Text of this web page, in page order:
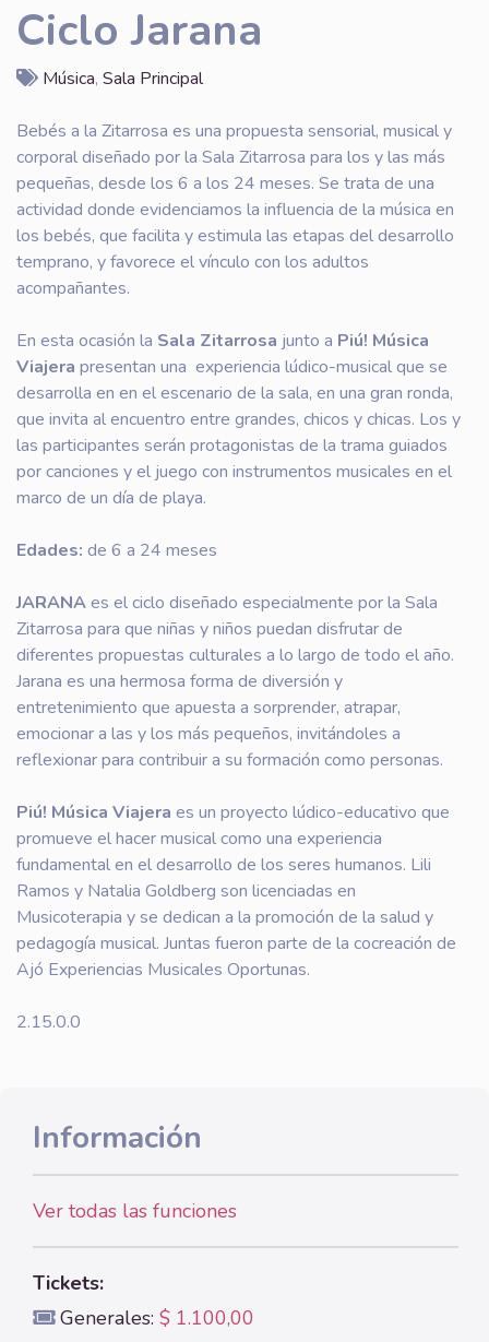
Ciclo Jarana
Música, Sala Principal
Bebés a la Zitarrosa es una propuesta sensorial, musical y
corporal diseñado por la Sala Zitarrosa para los y las más
pequeñas, desde los 6 a los 24 meses. Se trata de una
actividad donde evidenciamos la influencia de la música en
los bebés, que facilita y estimula las etapas del desarrollo
temprano, y favorece el vínculo con los adultos
acompañantes.
En esta ocasión la Sala Zitarrosa junto a Piú! Música
Viajera presentan una experiencia lúdico-musical que se
desarrolla en en el escenario de la sala, en una gran ronda,
que invita al encuentro entre grandes, chicos y chicas. Los y
las participantes serán protagonistas de la trama guiados
por canciones y el juego con instrumentos musicales en el
marco de un día de playa.
Edades: de 6 a 24 meses
JARANAes el ciclo diseñado especialmente por la Sala
Zitarrosa para que niñas y niños puedan disfrutar de
diferentes propuestas culturales a lo largo de todo el año.
Jarana es una hermosa forma de diversión y
entretenimiento que apuesta a sorprender, atrapar,
emocionar a las y los más pequeños, invitándoles a
reflexionar para contribuir a su formación como personas.
Piú! Música Viajera es un proyecto lúdico-educativo que
promueve el hacer musical como una experiencia
fundamental en el desarrollo de los seres humanos. Lili
Ramos y Natalia Goldberg son licenciadas en
Musicoterapia y se dedican a la promoción de la salud y
pedagogía musical. Juntas fueron parte de la cocreación de
Ajó Experiencias Musicales Oportunas.
2.15.0.0
Información
Ver todas las funciones
Tickets:
Generales: $ 1.100,00